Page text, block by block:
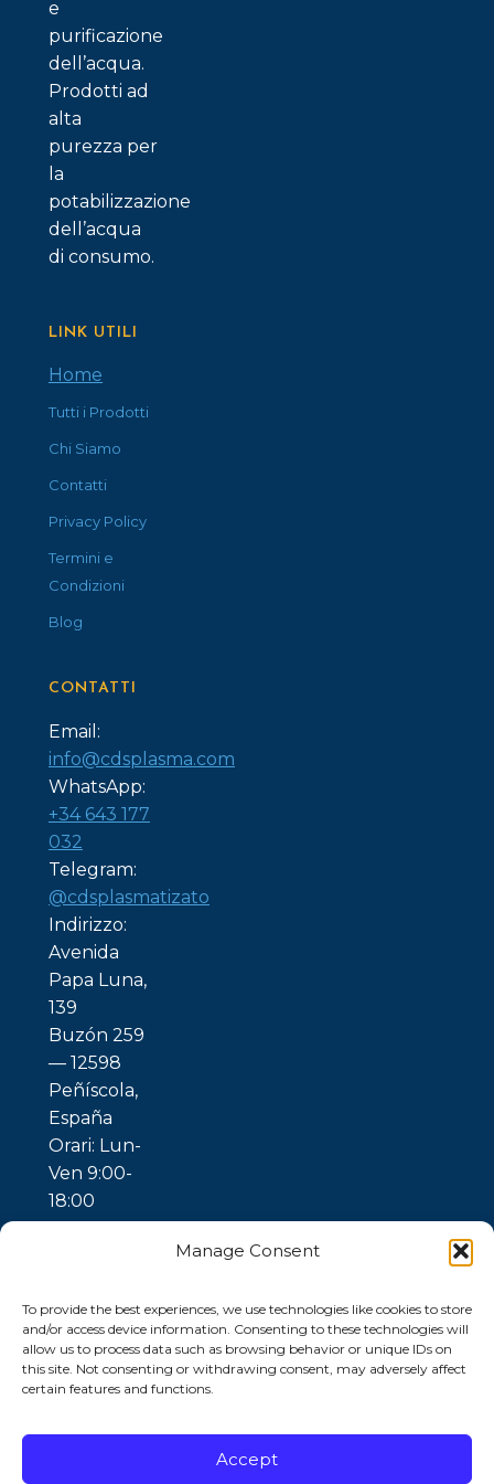
Manage Consent
To provide the best experiences, we use technologies like cookies to store
and/or access device information. Consenting to these technologies will
allow us to process data such as browsing behavior or unique IDs on
this site. Not consenting or withdrawing consent, may adversely affect
certain features and functions.
Accept
e
purificazione
dell’acqua.
Prodotti ad
alta
purezza per
la
potabilizzazione
dell’acqua
di consumo.
LINK UTILI
Home
Tutti i Prodotti
Chi Siamo
Contatti
Privacy Policy
Termini e
Condizioni
Blog
CONTATTI
Email:
info@cdsplasma.com
WhatsApp:
+34 643 177
032
Telegram:
@cdsplasmatizato
Indirizzo:
Avenida
Papa Luna,
139
Buzón 259
— 12598
Peñíscola,
España
Orari: Lun-
Ven 9:00-
18:00
© 2026 Ubuntu
Trattamento